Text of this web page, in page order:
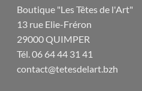
Boutique "Les Têtes de l'Art"
13 rue Elie-Fréron
29000 QUIMPER
Tél. 06 64 44 31 41
contact@tetesdelart.bzh